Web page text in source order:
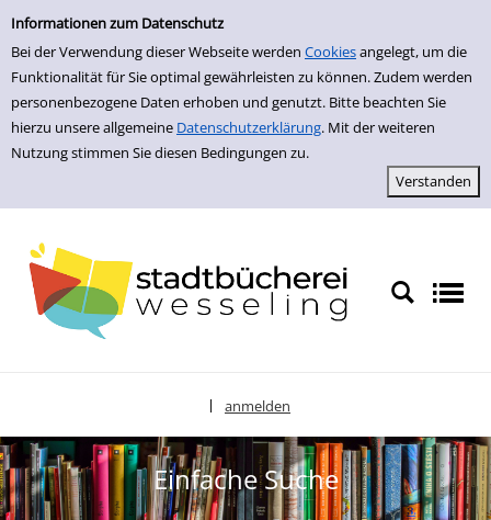
Informationen zum Datenschutz
Bei der Verwendung dieser Webseite werden Cookiesangelegt, um die
Funktionalität für Sie optimal gewährleisten zu können. Zudem werden
personenbezogene Daten erhoben und genutzt. Bitte beachten Sie
hierzu unsere allgemeine Datenschutzerklärung. Mit der weiteren
Nutzung stimmen Sie diesen Bedingungen zu.
zur Navigation springen
zum Inhalt springen
Zu den Suchfiltern springen
Zur Trefferliste springen
anmelden
Einfache Suche